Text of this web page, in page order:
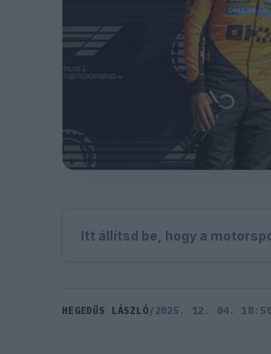
Itt állítsd be, hogy a
HEGEDŰS LÁSZLÓ/ 2025. 12. 04. 18:50